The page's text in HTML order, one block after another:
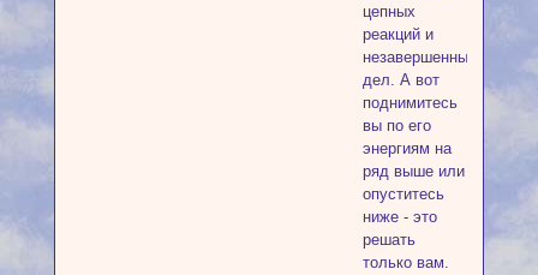
цепных
реакций и
незавершенных
дел. А вот
поднимитесь
вы по его
энергиям на
ряд выше или
опуститесь
ниже - это
решать
только вам.